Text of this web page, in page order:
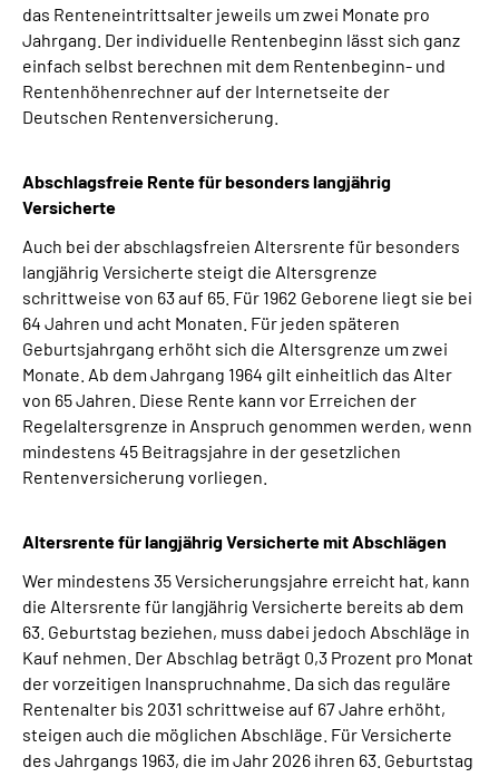
das Renteneintrittsalter jeweils um zwei Monate pro
Jahrgang. Der individuelle Rentenbeginn lässt sich ganz
einfach selbst berechnen mit dem Rentenbeginn- und
Rentenhöhenrechner auf der Internetseite der
Deutschen Rentenversicherung.
Abschlagsfreie Rente für besonders langjährig
Versicherte
Auch bei der abschlagsfreien Altersrente für besonders
langjährig Versicherte steigt die Altersgrenze
schrittweise von 63 auf 65. Für 1962 Geborene liegt sie bei
64 Jahren und acht Monaten. Für jeden späteren
Geburtsjahrgang erhöht sich die Altersgrenze um zwei
Monate. Ab dem Jahrgang 1964 gilt einheitlich das Alter
von 65 Jahren. Diese Rente kann vor Erreichen der
Regelaltersgrenze in Anspruch genommen werden, wenn
mindestens 45 Beitragsjahre in der gesetzlichen
Rentenversicherung vorliegen.
Altersrente für langjährig Versicherte mit Abschlägen
Wer mindestens 35 Versicherungsjahre erreicht hat, kann
die Altersrente für langjährig Versicherte bereits ab dem
63. Geburtstag beziehen, muss dabei jedoch Abschläge in
Kauf nehmen. Der Abschlag beträgt 0,3 Prozent pro Monat
der vorzeitigen Inanspruchnahme. Da sich das reguläre
Rentenalter bis 2031 schrittweise auf 67 Jahre erhöht,
steigen auch die möglichen Abschläge. Für Versicherte
des Jahrgangs 1963, die im Jahr 2026 ihren 63. Geburtstag